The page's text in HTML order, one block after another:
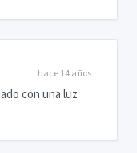
hace 14 años
con una luz